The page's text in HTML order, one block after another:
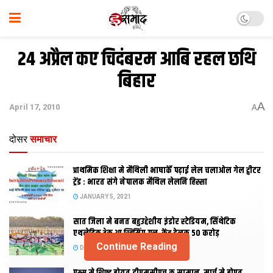
24 अप्रैल कए चिदंबरम आबि रहल छथि
बिहार
April 17, 2010 AA
दोसर समाचार
प्राथमिक शि‍क्षा मे मैथि‍ली भाषाकेँ पढ़ाई लेल चलाओल गेल ट्वीटर
ट्रेंड : भारत संगे नेपालक मैथिल लेलनि हिस्सा
JANUARY 5, 2021
सात जिला मे बनत बहुउद्देशीय इंडोर स्‍टेडि‍यम, सिंथेटिक
एथलेटिक ट्रेक आ स्विमिंग पुल, केंद्र देलक 50 करोड़
DECEMBER 26, 2020
Continue Reading